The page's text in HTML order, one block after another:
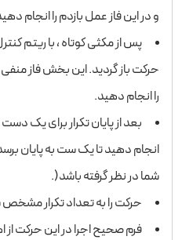
و در این فاز عمل بازدم را انجام
پس از مکثی کوتاه ، با ریتم
حرکت باز گردید. این بخش فاز
را انجام دهید.
بعد از پایان تکرار برای یک
انجام دهید تا یک ست به پایان
شما در نظر گرفته باشد(.
حرکت را به تعداد تکرار مشخص
فرم صحیح اجرا در این حرکت از